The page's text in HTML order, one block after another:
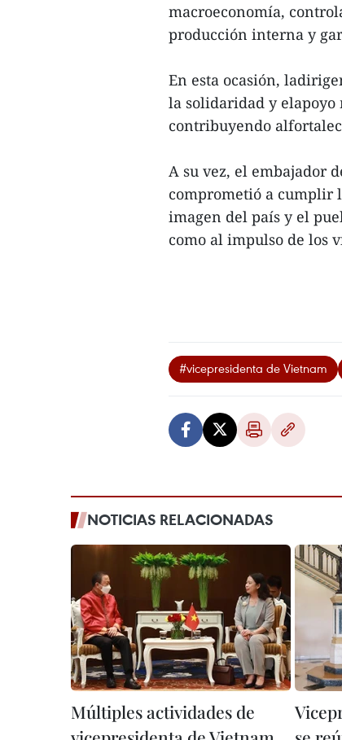
macroeconomía,
producción interna y
En esta ocasión,
la solidaridad y elapoyo
contribuyendo
A su vez, el embajador
comprometió a cumplir
imagen del país y el
como al impulso de los
#vicepresidenta de Vietnam
NOTICIAS RELACIONADAS
Múltiples actividades de